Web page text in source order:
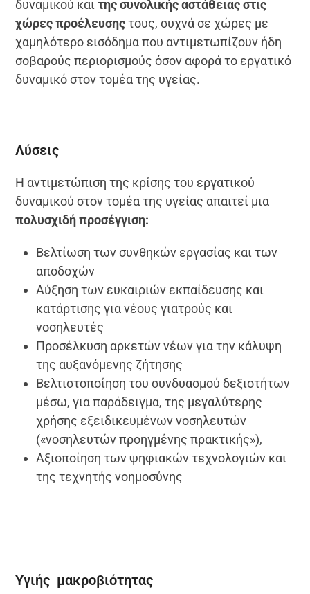
δυναμικού καιτης συνολικής αστάθειας στις
χώρες προέλευσηςτους, συχνά σε χώρες με
χαμηλότερο εισόδημα που αντιμετωπίζουν ήδη
σοβαρούς περιορισμούς όσον αφορά το εργατικό
δυναμικό στον τομέα της υγείας.
Λύσεις
Η αντιμετώπιση της κρίσης του εργατικού
δυναμικού στον τομέα της υγείας απαιτεί μια
πολυσχιδή προσέγγιση:
Βελτίωση των συνθηκών εργασίας και των
αποδοχών
Αύξηση των ευκαιριών εκπαίδευσης και
κατάρτισης για νέους γιατρούς και
νοσηλευτές
Προσέλκυση αρκετών νέων για την κάλυψη
της αυξανόμενης ζήτησης
Βελτιστοποίηση του συνδυασμού δεξιοτήτων
μέσω, για παράδειγμα, της μεγαλύτερης
χρήσης εξειδικευμένων νοσηλευτών
(«νοσηλευτών προηγμένης πρακτικής»),
Αξιοποίηση των ψηφιακών τεχνολογιών και
της τεχνητής νοημοσύνης
Υγιής μακροβιότητας